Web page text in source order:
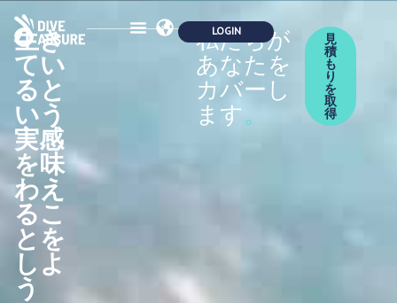
生き
てい
ると
いう
実感
を味
わえ
るこ
とを
しよ
う
私たちが
あなたを
カバーし
ます。
見
積
も
り
を
取
得